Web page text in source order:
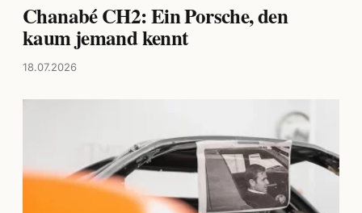
Chanabé CH2: Ein Porsche, den
kaum jemand kennt
18.07.2026